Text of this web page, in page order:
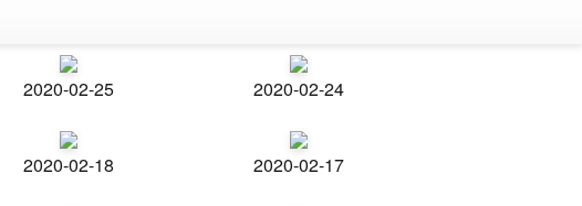
2020-02-25 2020-02-24
2020-02-18 2020-02-17